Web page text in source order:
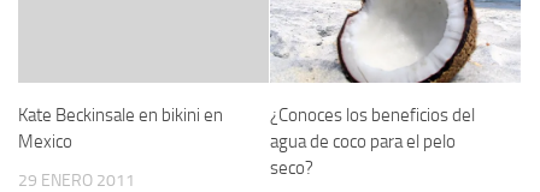
Kate Beckinsale en bikini en
Mexico
29 ENERO 2011
¿Conoces los beneficios del
agua de coco para el pelo
seco?